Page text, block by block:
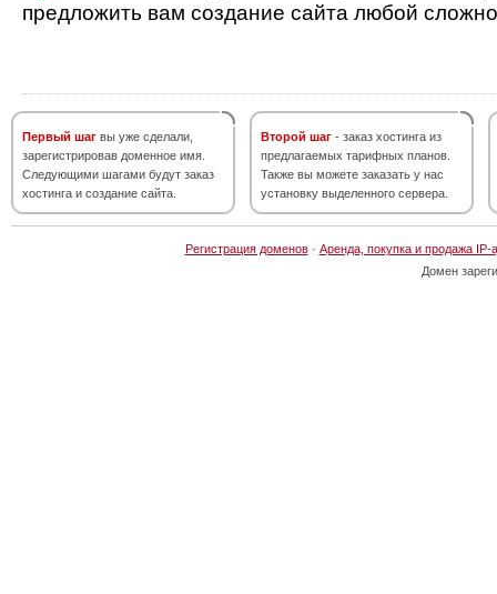
предложить вам создание сайта любой
Первый шаг вы уже сделали,
зарегистрировав доменное имя.
Следующими шагами будут заказ
хостинга и создание сайта.
Второй шаг - заказ хостинга из
предлагаемых тарифных планов.
Также вы можете заказать у нас
установку выделенного сервера.
Регистрация доменов· Аренда, покупка и продажа IP-
Домен